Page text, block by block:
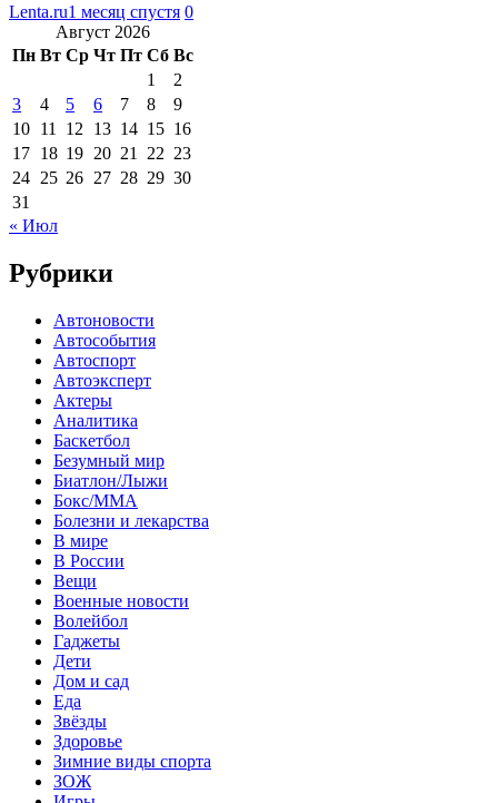
Lenta.ru1 месяц спустя 0
Август 2026
Пн Вт Ср Чт Пт Сб Вс
1
2
3
4 5 6 7 8
9
10 11 12 13 14 15 16
17 18 19 20 21 22 23
24 25 26 27 28 29 30
31
« Июл
Рубрики
Автоновости
Автособытия
Автоспорт
Автоэксперт
Актеры
Аналитика
Баскетбол
Безумный мир
Биатлон/Лыжи
Бокс/MMA
Болезни и лекарства
В мире
В России
Вещи
Военные новости
Волейбол
Гаджеты
Дети
Дом и сад
Еда
Звёзды
Здоровье
Зимние виды спорта
ЗОЖ